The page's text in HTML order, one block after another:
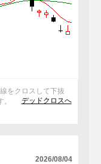
をクロスして下抜
デッドクロスへ
2026/08/04